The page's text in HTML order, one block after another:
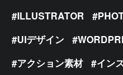
ILLUSTRATOR
UIデザイン
アクション素材
イン